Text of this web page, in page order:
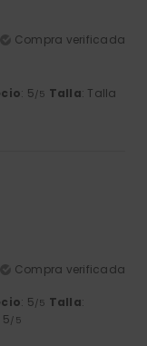
Compra verificada
: 5/5 Talla: Talla
Compra verificada
: 5/5 Talla:
5/5